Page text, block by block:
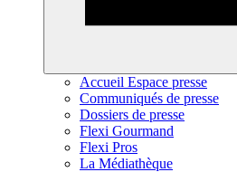
Accueil Espace presse
Communiqués de presse
Dossiers de presse
Flexi Gourmand
Flexi Pros
La Médiathèque